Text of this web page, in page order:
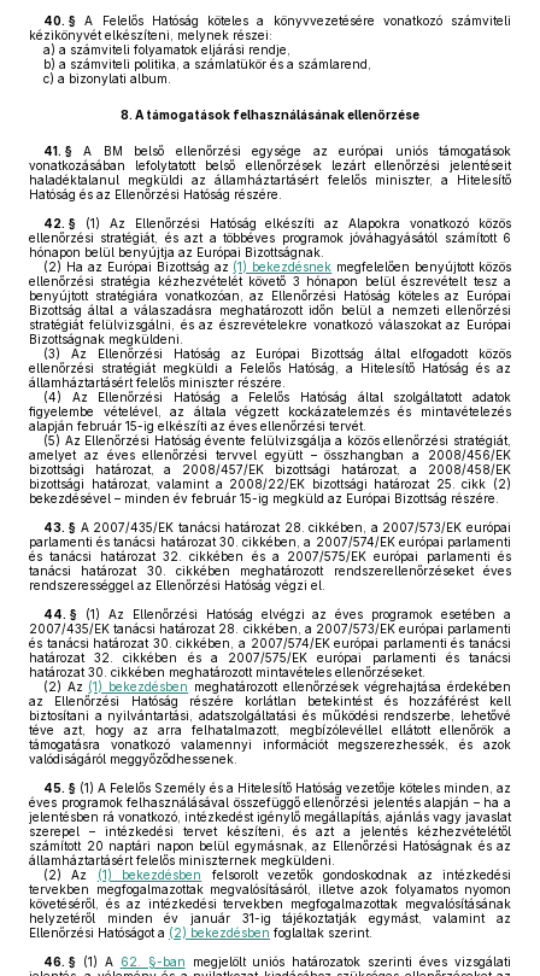
40. § A Felelős Hatóság köteles a könyvvezetésére vonatkozó számviteli
kézikönyvét elkészíteni, melynek részei:
a) a számviteli folyamatok eljárási rendje,
b) a számviteli politika, a számlatükör és a számlarend,
c) a bizonylati album.
8. A támogatások felhasználásának ellenőrzése
41. § A BM belső ellenőrzési egysége az európai uniós támogatások
vonatkozásában lefolytatott belső ellenőrzések lezárt ellenőrzési jelentéseit
haladéktalanul megküldi az államháztartásért felelős miniszter, a Hitelesítő
Hatóság és az Ellenőrzési Hatóság részére.
42. § (1) Az Ellenőrzési Hatóság elkészíti az Alapokra vonatkozó közös
ellenőrzési stratégiát, és azt a többéves programok jóváhagyásától számított 6
hónapon belül benyújtja az Európai Bizottságnak.
(2) Ha az Európai Bizottság az (1) bekezdésnek megfelelően benyújtott közös
ellenőrzési stratégia kézhezvételét követő 3 hónapon belül észrevételt tesz a
benyújtott stratégiára vonatkozóan, az Ellenőrzési Hatóság köteles az Európai
Bizottság által a válaszadásra meghatározott időn belül a nemzeti ellenőrzési
stratégiát felülvizsgálni, és az észrevételekre vonatkozó válaszokat az Európai
Bizottságnak megküldeni.
(3) Az Ellenőrzési Hatóság az Európai Bizottság által elfogadott közös
ellenőrzési stratégiát megküldi a Felelős Hatóság, a Hitelesítő Hatóság és az
államháztartásért felelős miniszter részére.
(4) Az Ellenőrzési Hatóság a Felelős Hatóság által szolgáltatott adatok
figyelembe vételével, az általa végzett kockázatelemzés és mintavételezés
alapján február 15-ig elkészíti az éves ellenőrzési tervét.
(5) Az Ellenőrzési Hatóság évente felülvizsgálja a közös ellenőrzési stratégiát,
amelyet az éves ellenőrzési tervvel együtt – összhangban a 2008/456/EK
bizottsági határozat, a 2008/457/EK bizottsági határozat, a 2008/458/EK
bizottsági határozat, valamint a 2008/22/EK bizottsági határozat 25. cikk (2)
bekezdésével – minden év február 15-ig megküld az Európai Bizottság részére.
43. § A 2007/435/EK tanácsi határozat 28. cikkében, a 2007/573/EK európai
parlamenti és tanácsi határozat 30. cikkében, a 2007/574/EK európai parlamenti
és tanácsi határozat 32. cikkében és a 2007/575/EK európai parlamenti és
tanácsi határozat 30. cikkében meghatározott rendszerellenőrzéseket éves
rendszerességgel az Ellenőrzési Hatóság végzi el.
44. § (1) Az Ellenőrzési Hatóság elvégzi az éves programok esetében a
2007/435/EK tanácsi határozat 28. cikkében, a 2007/573/EK európai parlamenti
és tanácsi határozat 30. cikkében, a 2007/574/EK európai parlamenti és tanácsi
határozat 32. cikkében és a 2007/575/EK európai parlamenti és tanácsi
határozat 30. cikkében meghatározott mintavételes ellenőrzéseket.
(2) Az (1) bekezdésben meghatározott ellenőrzések végrehajtása érdekében
az Ellenőrzési Hatóság részére korlátlan betekintést és hozzáférést kell
biztosítani a nyilvántartási, adatszolgáltatási és működési rendszerbe, lehetővé
téve azt, hogy az arra felhatalmazott, megbízólevéllel ellátott ellenőrök a
támogatásra vonatkozó valamennyi információt megszerezhessék, és azok
valódiságáról meggyőződhessenek.
45. § (1) A Felelős Személy és a Hitelesítő Hatóság vezetője köteles minden, az
éves programok felhasználásával összefüggő ellenőrzési jelentés alapján – ha a
jelentésben rá vonatkozó, intézkedést igénylő megállapítás, ajánlás vagy javaslat
szerepel – intézkedési tervet készíteni, és azt a jelentés kézhezvételétől
számított 20 naptári napon belül egymásnak, az Ellenőrzési Hatóságnak és az
államháztartásért felelős miniszternek megküldeni.
(2) Az (1) bekezdésben felsorolt vezetők gondoskodnak az intézkedési
tervekben megfogalmazottak megvalósításáról, illetve azok folyamatos nyomon
követéséről, és az intézkedési tervekben megfogalmazottak megvalósításának
helyzetéről minden év január 31-ig tájékoztatják egymást, valamint az
Ellenőrzési Hatóságot a (2) bekezdésben foglaltak szerint.
46. § (1) A 62. §-ban megjelölt uniós határozatok szerinti éves vizsgálati